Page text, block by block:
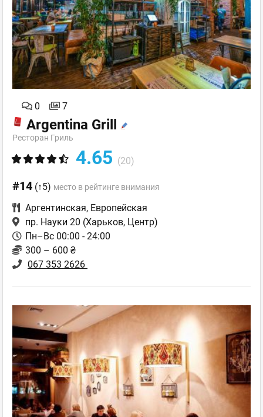
0 7
Argentina Grill
Ресторан Гриль
4.65 (20)
#14 (↑5) место в рейтинге внимания
Аргентинская, Европейская
пр. Науки 20 (Харьков, Центр)
Пн–Вс 00:00 - 24:00
300 – 600 ₴
067 353 2626